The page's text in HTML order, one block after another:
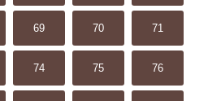
69 70 71
74 75 76